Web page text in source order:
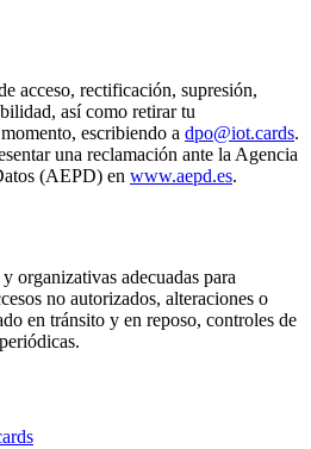
acceso, rectificación, supresión,
así como retirar tu
escribiendo a dpo@iot.cards.
una reclamación ante la Agencia
(AEPD) en www.aepd.es.
organizativas adecuadas para
no autorizados, alteraciones o
en tránsito y en reposo, controles de